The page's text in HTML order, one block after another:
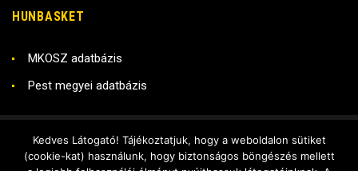
HUNBASKET
MKOSZ adatbázis
Pest megyei adatbázis
Copyright © 2018 RADO KSE
Kedves Látogató! Tájékoztatjuk, hogy a weboldalon sütiket
(cookie-kat) használunk, hogy biztonságos böngészés mellett